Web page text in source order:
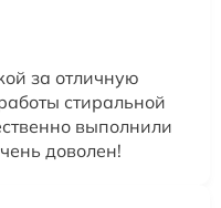
за отличную
стиральной
выполнили
доволен!